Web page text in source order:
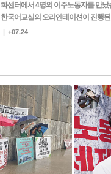
화센터에서 4명의 이주노동자를 만
한국어교실의 오리엔테이션이 진행
과 네팔 노동자들이 찾아주셨고 이후
| +07.24